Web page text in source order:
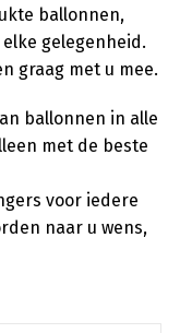
ballonnen,
gelegenheid.
graag met u mee.
ballonnen in alle
met de beste
voor iedere
naar u wens,